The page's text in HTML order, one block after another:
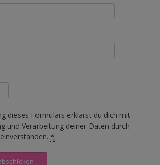
dieses Formulars erklärst du dich mit
und Verarbeitung deiner Daten durch
*